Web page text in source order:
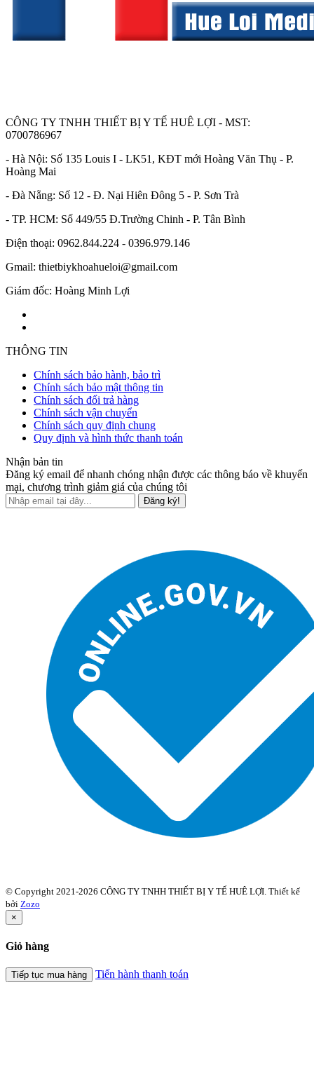
CÔNG TY TNHH THIẾT BỊ Y TẾ HUÊ LỢI - MST:
0700786967
- Hà Nội: Số 135 Louis I - LK51, KĐT mới Hoàng Văn Thụ - P.
Hoàng Mai
- Đà Nẵng: Số 12 - Đ. Nại Hiên Đông 5 - P. Sơn Trà
- TP. HCM: Số 449/55 Đ.Trường Chinh - P. Tân Bình
Điện thoại: 0962.844.224 - 0396.979.146
Gmail: thietbiykhoahueloi@gmail.com
Giám đốc: Hoàng Minh Lợi
THÔNG TIN
Chính sách bảo hành, bảo trì
Chính sách bảo mật thông tin
Chính sách đổi trả hàng
Chính sách vận chuyển
Chính sách quy định chung
Quy định và hình thức thanh toán
Nhận bản tin
Đăng ký email để nhanh chóng nhận được các thông báo về khuyến
mại, chương trình giảm giá của chúng tôi
Đăng ký!
© Copyright 2021-2026 CÔNG TY TNHH THIẾT BỊ Y TẾ HUÊ LỢI. Thiết kế
bởi Zozo
×
Giỏ hàng
Tiếp tục mua hàng Tiến hành thanh toán